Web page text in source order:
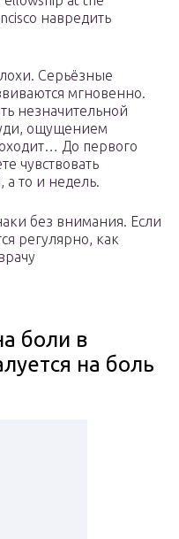
навредить
Серьёзные
мгновенно.
незначительной
ощущением
До первого
чувствовать
а то и недель.
без внимания. Если
регулярно, как
боли в
на боль